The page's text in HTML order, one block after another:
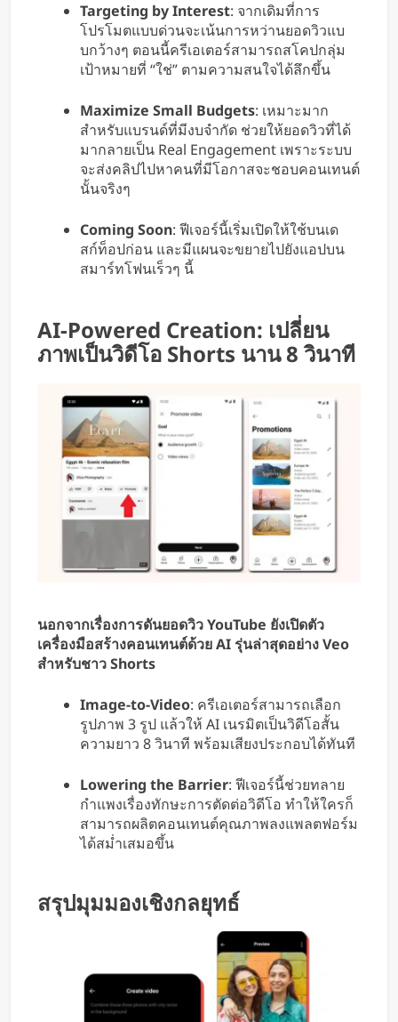
Targeting by Interest: จากเดิมที่การ
โปรโมตแบบด่วนจะเน้นการหว่านยอดวิวแบ
บกว้างๆ ตอนนี้ครีเอเตอร์สามารถสโคปกลุ่ม
เป้าหมายที่ “ใช่” ตามความสนใจได้ลึกขึ้น
Maximize Small Budgets: เหมาะมาก
สำหรับแบรนด์ที่มีงบจำกัด ช่วยให้ยอดวิวที่ได้
มากลายเป็น Real Engagement เพราะระบบ
จะส่งคลิปไปหาคนที่มีโอกาสจะชอบคอนเทนต์
นั้นจริงๆ
Coming Soon: ฟีเจอร์นี้เริ่มเปิดให้ใช้บนเด
สก์ท็อปก่อน และมีแผนจะขยายไปยังแอปบน
สมาร์ทโฟนเร็วๆ นี้
AI-Powered Creation: เปลี่ยน
ภาพเป็นวิดีโอ Shorts นาน 8 วินาที
นอกจากเรื่องการดันยอดวิว YouTube ยังเปิดตัว
เครื่องมือสร้างคอนเทนต์ด้วย AI รุ่นล่าสุดอย่าง Veo
สำหรับชาว Shorts
Image-to-Video: ครีเอเตอร์สามารถเลือก
รูปภาพ 3 รูป แล้วให้ AI เนรมิตเป็นวิดีโอสั้น
ความยาว 8 วินาที พร้อมเสียงประกอบได้ทันที
Lowering the Barrier: ฟีเจอร์นี้ช่วยทลาย
กำแพงเรื่องทักษะการตัดต่อวิดีโอ ทำให้ใครก็
สามารถผลิตคอนเทนต์คุณภาพลงแพลตฟอร์ม
ได้สม่ำเสมอขึ้น
สรุปมุมมองเชิงกลยุทธ์